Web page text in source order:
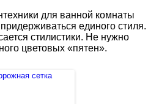
для ванной комнаты
единого стиля.
стилистики. Не нужно
цветовых «пятен».